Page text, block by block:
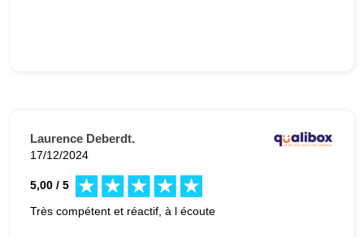
Laurence Deberdt.
17/12/2024
5,00 / 5
Très compétent et réactif, à l écoute